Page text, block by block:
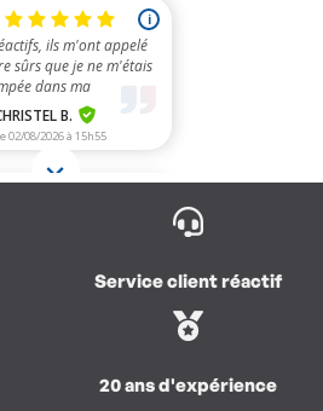
Service client réactif
20 ans d'expérience